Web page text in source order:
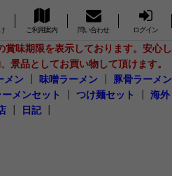
ご利用案内 問い合わせ ログイン
味期限を表示しております。安心し
景品としてお買い物して頂けます。
メン 味噌ラーメン
豚骨ラーメン
ーメンセット つけ麺セット
海外
日記┃